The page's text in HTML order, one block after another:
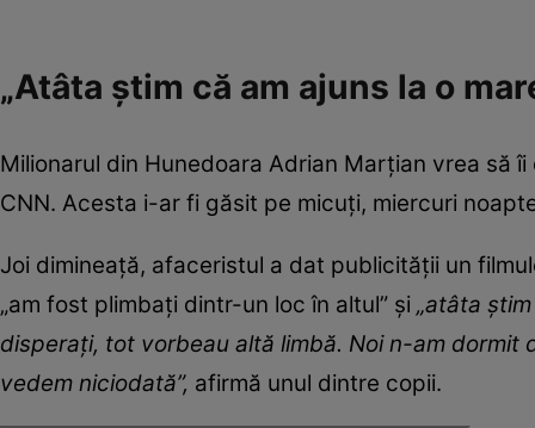
„Atâta știm că am ajuns la o
Milionarul din Hunedoara Adrian Marțian vrea să
CNN. Acesta i-ar fi găsit pe micuți, miercuri
Joi dimineață, afaceristul a dat publicității un
„am fost plimbați dintr-un loc în altul” și „atâta
disperați, tot vorbeau altă limbă. Noi n-am
vedem niciodată”, afirmă unul dintre copii.